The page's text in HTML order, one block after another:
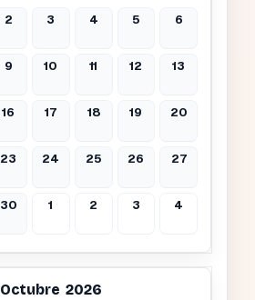
2 3 4 5 6
9 10 11 12 13
16 17 18 19 20
23 24 25 26 27
30 1 2 3 4
Octubre 2026